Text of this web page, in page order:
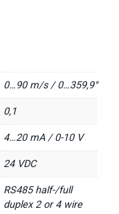
0…90 m/s / 0…359,9°
0,1
4…20 mA / 0-10 V
24 VDC
RS485 half-/full
duplex 2 or 4 wire